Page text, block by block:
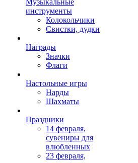
Музыкальные
инструменты
Колокольчики
Свистки, дудки
Награды
Значки
Флаги
Настольные игры
Нарды
Шахматы
Праздники
14 февраля,
сувениры для
влюбленных
23 февраля,